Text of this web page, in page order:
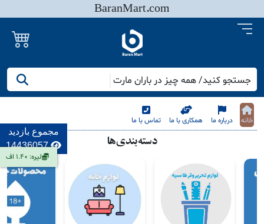
BaranMart.com
جستجو کنید/ همه چیز در باران مارت
خانه درباره ما همکاری با ما تماس با ما
لیره: 1.40 اف
مجموع بازدید
14436057
دسته‌بندی‌ها